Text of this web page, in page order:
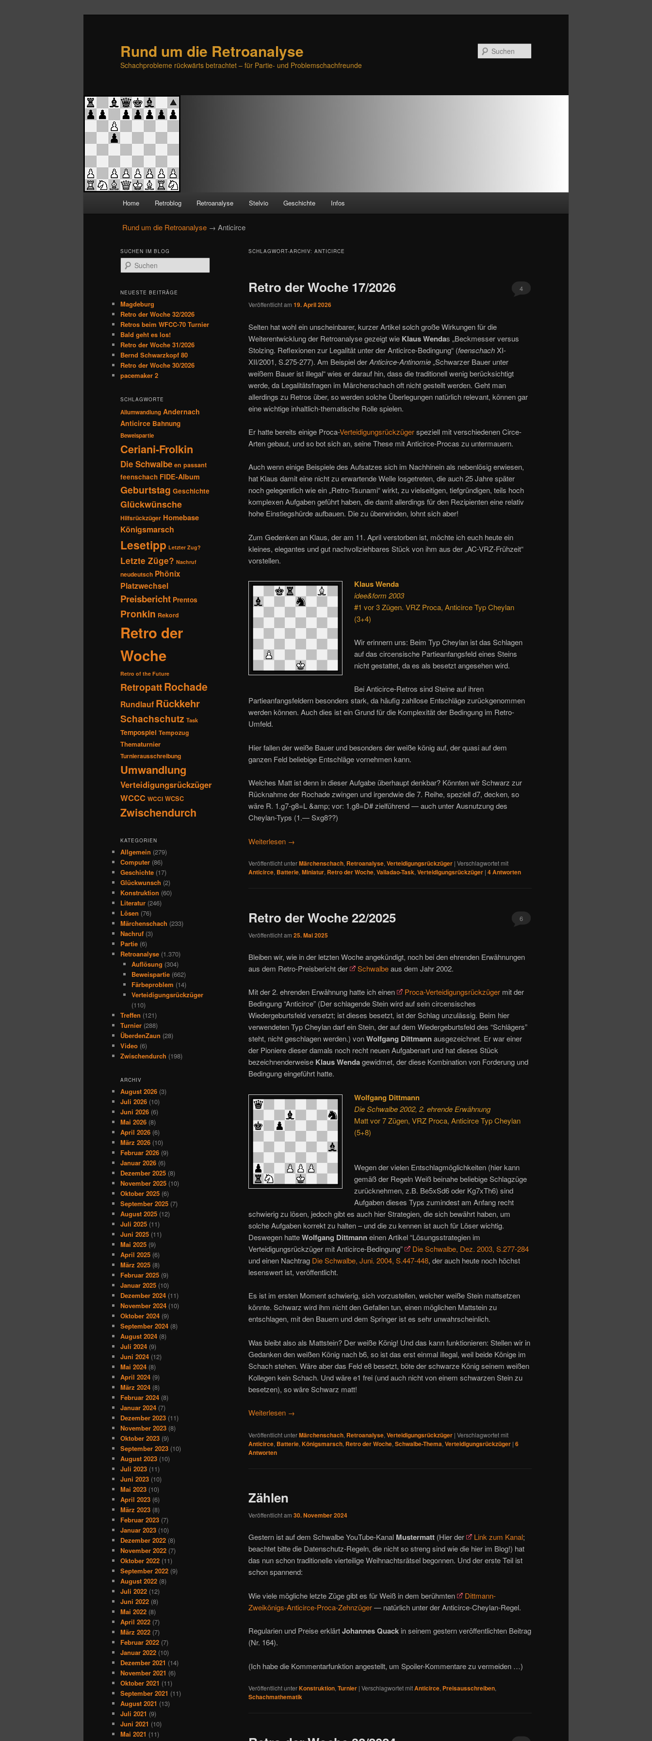
Rund um die Retroanalyse
Schachprobleme rückwärts betrachtet – für Partie- und Problemschachfreunde
Zum
primären
Inhalt
springen
Zum
sekundären
Inhalt
springen
Home Retroblog Retroanalyse Stelvio Geschichte Infos
Rund um die Retroanalyse → Anticirce
SCHLAGWORT-ARCHIV: ANTICIRCE
Retro der Woche 17/2026
Veröffentlicht am 19. April 2026
4
Selten hat wohl ein unscheinbarer, kurzer Artikel solch große Wirkungen für die
Weiterentwicklung der Retroanalyse gezeigt wie Klaus Wendas „Beckmesser versus
Stolzing. Reflexionen zur Legalität unter der Anticirce-Bedingung“ (feenschachXI-
XII/2001, S.275-277). Am Beispiel derAnticirce-Antinomie„Schwarzer Bauer unter
weißem Bauer ist illegal“ wies er darauf hin, dass die traditionell wenig berücksichtigt
werde, da Legalitätsfragen im Märchenschach oft nicht gestellt werden. Geht man
allerdings zu Retros über, so werden solche Überlegungen natürlich relevant, können gar
eine wichtige inhaltlich-thematische Rolle spielen.
Er hatte bereits einige Proca-Verteidigungsrückzügerspeziell mit verschiedenen Circe-
Arten gebaut, und so bot sich an, seine These mit Anticirce-Procas zu untermauern.
Auch wenn einige Beispiele des Aufsatzes sich im Nachhinein als nebenlösig erwiesen,
hat Klaus damit eine nicht zu erwartende Welle losgetreten, die auch 25 Jahre später
noch gelegentlich wie ein „Retro-Tsunami“ wirkt, zu vielseitigen, tiefgründigen, teils hoch
komplexen Aufgaben geführt haben, die damit allerdings für den Rezipienten eine relativ
hohe Einstiegshürde aufbauen. Die zu überwinden, lohnt sich aber!
Zum Gedenken an Klaus, der am 11. April verstorben ist, möchte ich euch heute ein
kleines, elegantes und gut nachvollziehbares Stück von ihm aus der „AC-VRZ-Frühzeit“
vorstellen.
Klaus Wenda
idee&form 2003
#1 vor 3 Zügen. VRZ Proca, Anticirce Typ Cheylan
(3+4)
Wir erinnern uns: Beim Typ Cheylan ist das Schlagen
auf das circensische Partieanfangsfeld eines Steins
nicht gestattet, da es als besetzt angesehen wird.
Bei Anticirce-Retros sind Steine auf ihren
Partieanfangsfeldern besonders stark, da häufig zahllose Entschläge zurückgenommen
werden können. Auch dies ist ein Grund für die Komplexität der Bedingung im Retro-
Umfeld.
Hier fallen der weiße Bauer und besonders der weiße könig auf, der quasi auf dem
ganzen Feld beliebige Entschläge vornehmen kann.
Welches Matt ist denn in dieser Aufgabe überhaupt denkbar? Könnten wir Schwarz zur
Rücknahme der Rochade zwingen und irgendwie die 7. Reihe, speziell d7, decken, so
wäre R. 1.g7-g8=L &amp; vor: 1.g8=D# zielführend — auch unter Ausnutzung des
Cheylan-Typs (1.— Sxg8??)
Weiterlesen →
Veröffentlicht unterMärchenschach, Retroanalyse, Verteidigungsrückzüger | Verschlagwortet mit
Anticirce, Batterie, Miniatur, Retro der Woche, Valladao-Task, Verteidigungsrückzüger | 4Antworten
Retro der Woche 22/2025
Veröffentlicht am 25. Mai 2025
6
Bleiben wir, wie in der letzten Woche angekündigt, noch bei den ehrenden Erwähnungen
aus dem Retro-Preisbericht der
Schwalbeaus dem Jahr 2002.
Mit der 2. ehrenden Erwähnung hatte ich einen Proca-Verteidigungsrückzüger mit der
Bedingung “Anticirce” (Der schlagende Stein wird auf sein circensisches
Wiedergeburtsfeld versetzt; ist dieses besetzt, ist der Schlag unzulässig. Beim hier
verwendeten Typ Cheylan darf ein Stein, der auf dem Wiedergeburtsfeld des “Schlägers”
steht, nicht geschlagen werden.) vonWolfgang Dittmannausgezeichnet. Er war einer
der Pioniere dieser damals noch recht neuen Aufgabenart und hat dieses Stück
bezeichnenderweise Klaus Wendagewidmet, der diese Kombination von Forderung und
Bedingung eingeführt hatte.
Wolfgang Dittmann
Die Schwalbe 2002, 2. ehrende Erwähnung
Matt vor 7 Zügen, VRZ Proca, Anticirce Typ Cheylan
(5+8)
Wegen der vielen Entschlagmöglichkeiten (hier kann
gemäß der Regeln Weiß beinahe beliebige Schlagzüge
zurücknehmen, z.B. Be5xSd6 oder Kg7xTh6) sind
Aufgaben dieses Typs zumindest am Anfang recht
schwierig zu lösen, jedoch gibt es auch hier Strategien, die sich bewährt haben, um
solche Aufgaben korrekt zu halten – und die zu kennen ist auch für Löser wichtig.
Deswegen hatteWolfgang Dittmanneinen Artikel “Lösungsstrategien im
Verteidigungsrückzüger mit Anticirce-Bedingung”
Die Schwalbe, Dez. 2003, S.277-284
und einen Nachtrag Die Schwalbe, Juni. 2004, S.447-448, der auch heute noch höchst
lesenswert ist, veröffentlicht.
Es ist im ersten Moment schwierig, sich vorzustellen, welcher weiße Stein mattsetzen
könnte. Schwarz wird ihm nicht den Gefallen tun, einen möglichen Mattstein zu
entschlagen, mit den Bauern und dem Springer ist es sehr unwahrscheinlich.
Was bleibt also als Mattstein? Der weiße König! Und das kann funktionieren: Stellen wir in
Gedanken den weißen König nach b6, so ist das erst einmal illegal, weil beide Könige im
Schach stehen. Wäre aber das Feld e8 besetzt, böte der schwarze König seinem weißen
Kollegen kein Schach. Und wäre e1 frei (und auch nicht von einem schwarzen Stein zu
besetzen), so wäre Schwarz matt!
Weiterlesen →
Veröffentlicht unterMärchenschach, Retroanalyse, Verteidigungsrückzüger | Verschlagwortet mit
Anticirce, Batterie, Königsmarsch, Retro der Woche, Schwalbe-Thema, Verteidigungsrückzüger | 6
Antworten
Zählen
Veröffentlicht am 30. November 2024
Gestern ist auf dem Schwalbe YouTube-Kanal Mustermatt (Hier der Link zum Kanal;
beachtet bitte die Datenschutz-Regeln, die nicht so streng sind wie die hier im Blog!) hat
das nun schon traditionelle vierteilige Weihnachtsrätsel begonnen. Und der erste Teil ist
schon spannend:
Wie viele mögliche letzte Züge gibt es für Weiß in dem berühmten
Dittmann-
Zweikönigs-Anticirce-Proca-Zehnzüger— natürlich unter der Anticirce-Cheylan-Regel.
Regularien und Preise erklärtJohannes Quack in seinem gestern veröffentlichten Beitrag
(Nr. 164).
(Ich habe die Kommentarfunktion angestellt, um Spoiler-Kommentare zu vermeiden …)
Veröffentlicht unterKonstruktion, Turnier | Verschlagwortet mitAnticirce, Preisausschreiben,
Schachmathematik
SUCHEN IM BLOG
u
h
n
NEUESTE BEITRÄGE
Magdeburg
Retro der Woche 32/2026
Retros beim WFCC-70 Turnier
Bald geht es los!
Retro der Woche 31/2026
Bernd Schwarzkopf 80
Retro der Woche 30/2026
pacemaker 2
SCHLAGWORTE
Allumwandlung Andernach
Anticirce Bahnung
Beweispartie
Ceriani-Frolkin
Die Schwalbe en passant
feenschach FIDE-Album
Geburtstag Geschichte
Glückwünsche
Hilfsrückzüger Homebase
Königsmarsch
Lesetipp Letzter Zug?
Letzte Züge? Nachruf
neudeutsch Phönix
Platzwechsel
Preisbericht Prentos
Pronkin Rekord
Retro der
Woche
Retro of the Future
RetropattRochade
Rundlauf Rückkehr
Schachschutz Task
Tempospiel Tempozug
Thematurnier
Turnierausschreibung
Umwandlung
Verteidigungsrückzüger
WCCC WCCI WCSC
Zwischendurch
KATEGORIEN
Allgemein (279)
Computer (86)
Geschichte (17)
Glückwunsch (2)
Konstruktion (60)
Literatur (246)
Lösen (76)
Märchenschach (233)
Nachruf (3)
Partie (6)
Retroanalyse (1.370)
Auflösung (304)
Beweispartie(662)
Färbeproblem (14)
Verteidigungsrückzüger
(110)
Treffen (121)
Turnier (288)
ÜberdenZaun (28)
Video (6)
Zwischendurch (198)
ARCHIV
August 2026 (3)
Juli 2026 (10)
Juni 2026 (6)
Mai 2026 (8)
April 2026 (6)
März 2026 (10)
Februar 2026 (9)
Januar 2026 (6)
Dezember 2025 (8)
November 2025 (10)
Oktober 2025 (6)
September 2025 (7)
August 2025 (12)
Juli 2025 (11)
Juni 2025 (11)
Mai 2025 (9)
April 2025 (6)
März 2025 (8)
Februar 2025 (9)
Januar 2025 (10)
Dezember 2024 (11)
November 2024 (10)
Oktober 2024 (9)
September 2024 (8)
August 2024 (8)
Juli 2024 (9)
Juni 2024 (12)
Mai 2024 (8)
April 2024 (9)
März 2024 (8)
Februar 2024 (8)
Januar 2024 (7)
Dezember 2023 (11)
November 2023 (8)
Oktober 2023 (9)
September 2023 (10)
August 2023 (10)
Juli 2023 (11)
Juni 2023 (10)
Mai 2023 (10)
April 2023 (6)
März 2023 (8)
Februar 2023 (7)
Januar 2023 (10)
Dezember 2022 (8)
November 2022 (7)
Oktober 2022 (11)
September 2022 (9)
August 2022 (8)
Juli 2022 (12)
Juni 2022 (8)
Mai 2022 (8)
April 2022 (7)
März 2022 (7)
Februar 2022 (7)
Januar 2022 (10)
Dezember 2021 (14)
November 2021 (6)
Oktober 2021 (11)
September 2021 (11)
August 2021 (13)
Juli 2021 (9)
Juni 2021 (10)
Mai 2021 (11)